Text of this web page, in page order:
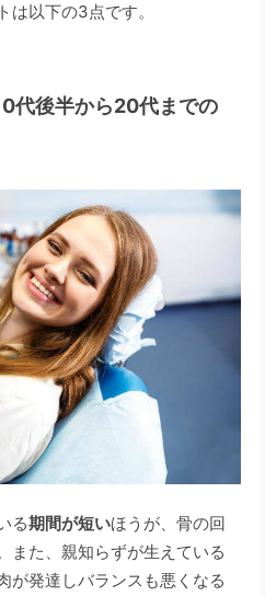
は以下の3点です。
代後半から20代までの
る期間が短いほうが、骨の回
また、親知らずが生えている
が発達しバランスも悪くなる